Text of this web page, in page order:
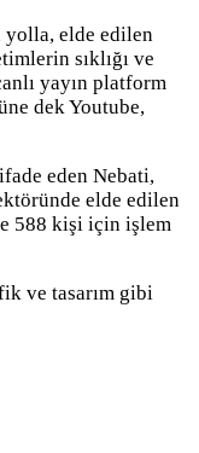
elde edilen
sıklığı ve
yayın platform
dek Youtube,
eden Nebati,
elde edilen
588 kişi için işlem
ve tasarım gibi